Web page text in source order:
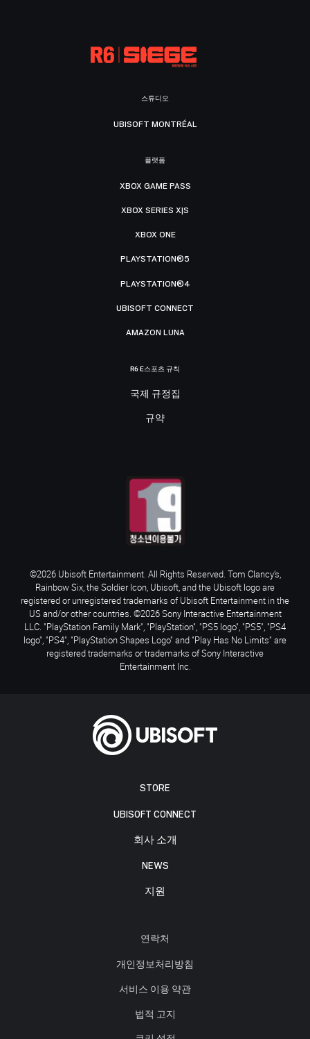
STORE
UBISOFT CONNECT
회사 소개
NEWS
지원
연락처
개인정보처리방침
서비스 이용 약관
법적 고지
스튜디오
UBISOFT MONTRÉAL
플랫폼
XBOX GAME PASS
XBOX SERIES X|S
XBOX ONE
PLAYSTATION®5
PLAYSTATION®4
UBISOFT CONNECT
AMAZON LUNA
R6 E스포츠 규칙
국제 규정집
규약
©2026 Ubisoft Entertainment. All Rights Reserved. Tom Clancy’s,
Rainbow Six, the Soldier Icon, Ubisoft, and the Ubisoft logo are
registered or unregistered trademarks of Ubisoft Entertainment in the
US and/or other countries. ©2026 Sony Interactive Entertainment
LLC. "PlayStation Family Mark", "PlayStation", "PS5 logo", "PS5", "PS4
logo", "PS4", "PlayStation Shapes Logo" and "Play Has No Limits" are
registered trademarks or trademarks of Sony Interactive
Entertainment Inc.